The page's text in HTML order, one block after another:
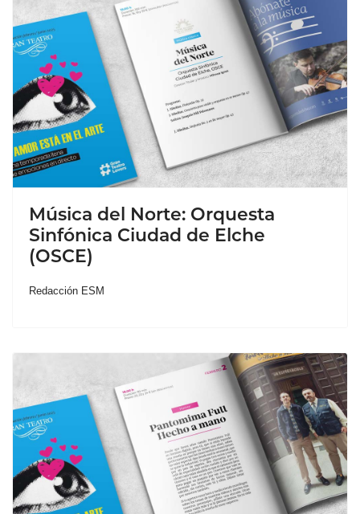
Música del Norte: Orquesta
Sinfónica Ciudad de Elche
(OSCE)
Redacción ESM